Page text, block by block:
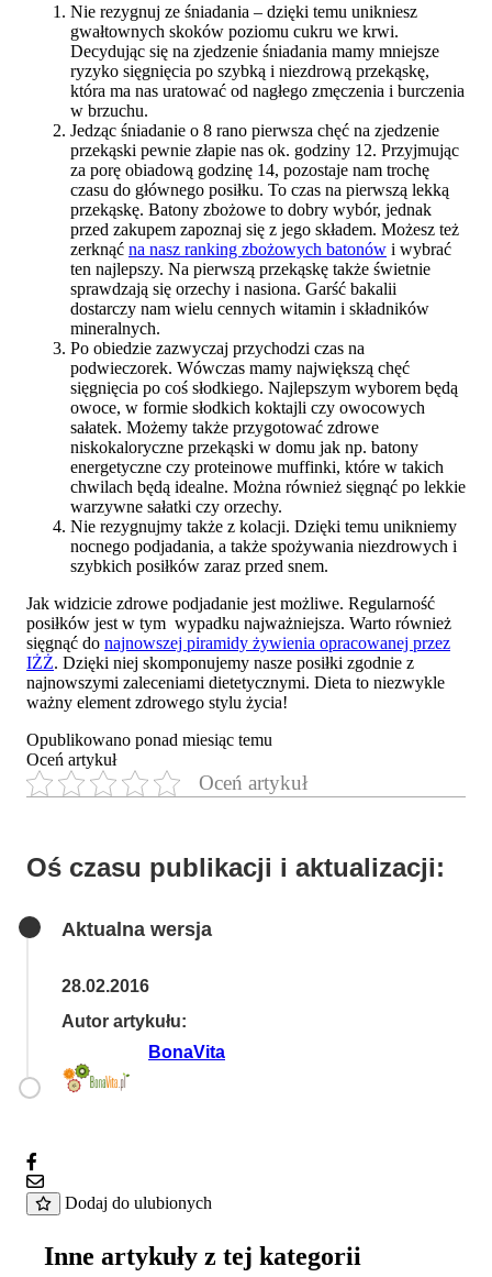
Nie rezygnuj ze śniadania – dzięki temu unikniesz
gwałtownych skoków poziomu cukru we krwi.
Decydując się na zjedzenie śniadania mamy mniejsze
ryzyko sięgnięcia po szybką i niezdrową przekąskę,
która ma nas uratować od nagłego zmęczenia i burczenia
w brzuchu.
Jedząc śniadanie o 8 rano pierwsza chęć na zjedzenie
przekąski pewnie złapie nas ok. godziny 12. Przyjmując
za porę obiadową godzinę 14, pozostaje nam trochę
czasu do głównego posiłku. To czas na pierwszą lekką
przekąskę. Batony zbożowe to dobry wybór, jednak
przed zakupem zapoznaj się z jego składem. Możesz też
zerknąć na nasz ranking zbożowych batonów i wybrać
ten najlepszy. Na pierwszą przekąskę także świetnie
sprawdzają się orzechy i nasiona. Garść bakalii
dostarczy nam wielu cennych witamin i składników
mineralnych.
Po obiedzie zazwyczaj przychodzi czas na
podwieczorek. Wówczas mamy największą chęć
sięgnięcia po coś słodkiego. Najlepszym wyborem będą
owoce, w formie słodkich koktajli czy owocowych
sałatek. Możemy także przygotować zdrowe
niskokaloryczne przekąski w domu jak np. batony
energetyczne czy proteinowe muffinki, które w takich
chwilach będą idealne. Można również sięgnąć po lekkie
warzywne sałatki czy orzechy.
Nie rezygnujmy także z kolacji. Dzięki temu unikniemy
nocnego podjadania, a także spożywania niezdrowych i
szybkich posiłków zaraz przed snem.
Jak widzicie zdrowe podjadanie jest możliwe. Regularność
posiłków jest w tym wypadku najważniejsza. Warto również
sięgnąć do najnowszej piramidy żywienia opracowanej przez
IŻŻ. Dzięki niej skomponujemy nasze posiłki zgodnie z
najnowszymi zaleceniami dietetycznymi. Dieta to niezwykle
ważny element zdrowego stylu życia!
Opublikowano ponad miesiąc temu
Oceń artykuł
Oceń artykuł
Oś czasu publikacji i aktualizacji:
Aktualna wersja
28.02.2016
Autor artykułu:
BonaVita
Dodaj do ulubionych
Inne artykuły z tej kategorii